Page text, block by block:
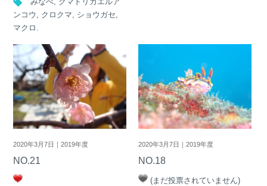
ンコウ
クロクマ ショウガセ
マクロ
2020年3月7日｜2019年度
NO.21
2020年3月7日｜2019年度
NO.18
(まだ投票されていません)